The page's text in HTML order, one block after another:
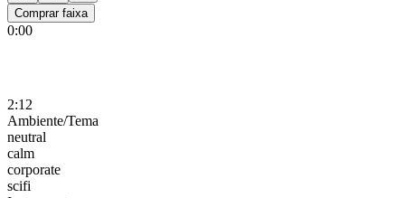
Comprar faixa
0:00
2:12
Ambiente/Tema
neutral
calm
corporate
scifi